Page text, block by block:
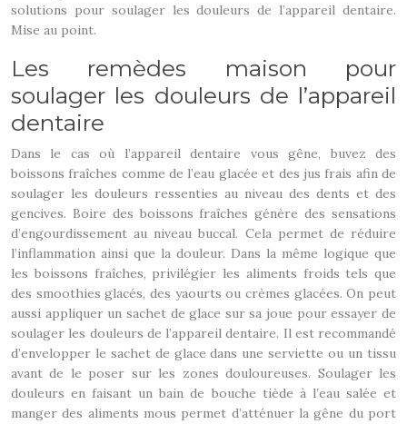
solutions pour soulager les douleurs de l’appareil dentaire.
Mise au point.
Les remèdes maison pour
soulager les douleurs de l’appareil
dentaire
Dans le cas où l’appareil dentaire vous gêne, buvez des
boissons fraîches comme de l’eau glacée et des jus frais afin de
soulager les douleurs ressenties au niveau des dents et des
gencives. Boire des boissons fraîches génère des sensations
d’engourdissement au niveau buccal. Cela permet de réduire
l’inflammation ainsi que la douleur. Dans la même logique que
les boissons fraîches, privilégier les aliments froids tels que
des smoothies glacés, des yaourts ou crèmes glacées. On peut
aussi appliquer un sachet de glace sur sa joue pour essayer de
soulager les douleurs de l’appareil dentaire. Il est recommandé
d’envelopper le sachet de glace dans une serviette ou un tissu
avant de le poser sur les zones douloureuses. Soulager les
douleurs en faisant un bain de bouche tiède à l’eau salée et
manger des aliments mous permet d’atténuer la gêne du port